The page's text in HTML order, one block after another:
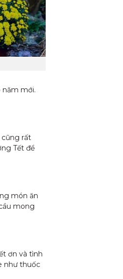
năm mới.
cũng rất
Tết để
món ăn
mong
ơn và tình
như thuốc